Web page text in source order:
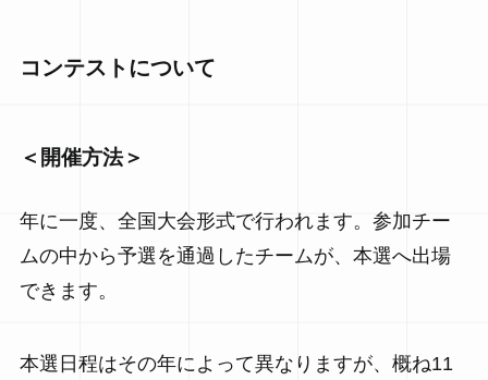
コンテストについて
＜開催方法＞
年に一度、全国大会形式で行われます。参加チー
ムの中から予選を通過したチームが、本選へ出場
できます。
本選日程はその年によって異なりますが、概ね11